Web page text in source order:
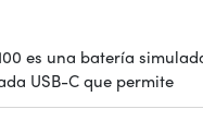
es una batería
USB-C que permite